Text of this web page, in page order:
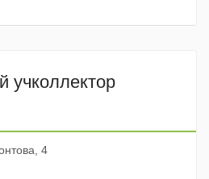
учколлектор
4